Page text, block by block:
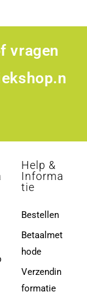
vragen
Help &
Informa
tie
Bestellen
Betaalmet
hode
Verzendin
formatie